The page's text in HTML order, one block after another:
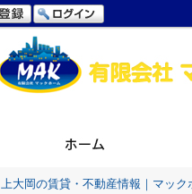
上大岡の賃貸・不動産情報｜マック